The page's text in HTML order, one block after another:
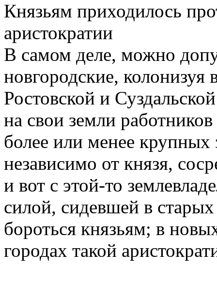
Князьям приходилось
аристократии
В самом деле, можно
новгородские, колонизуя
Ростовской и
на свои земли
более или менее крупных
независимо от князя,
и вот с этой-то
силой, сидевшей в
бороться князьям; в
городах такой